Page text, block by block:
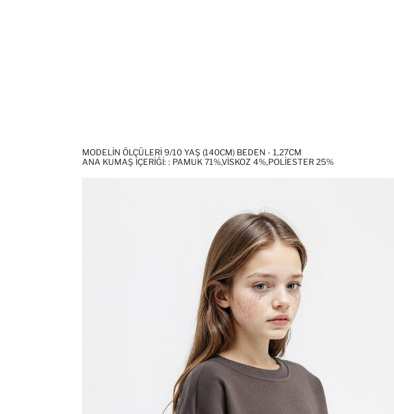
MODELIN ÖLÇÜLERI 9/10 YAŞ (140CM) BEDEN - 1,27CM
ANA KUMAŞ İÇERIĞI: : PAMUK 71%,VISKOZ 4%,POLIESTER 25%